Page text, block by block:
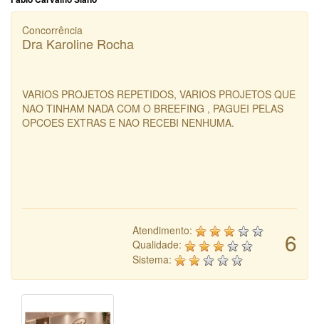
Concorrência
Dra Karoline Rocha
VARIOS PROJETOS REPETIDOS, VARIOS PROJETOS QUE
NAO TINHAM NADA COM O BREEFING , PAGUEI PELAS
OPCOES EXTRAS E NAO RECEBI NENHUMA.
6
Atendimento:
Qualidade:
Sistema: